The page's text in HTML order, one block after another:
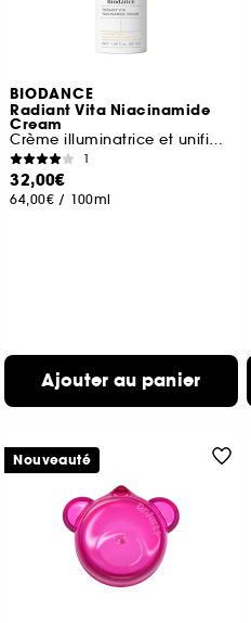
BIODANCE
Radiant Vita Niacinamide
Cream
Crème illuminatrice et unifiante
1
32,00€
64,00€ / 100ml
Ajouter au panier
Nouveauté